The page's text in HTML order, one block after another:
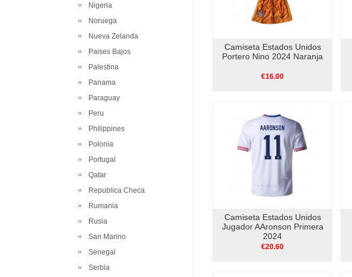
Nigeria
Noruega
Nueva Zelanda
Paises Bajos
Palestina
Panama
Paraguay
Peru
Philippines
Polonia
Portugal
Qatar
Republica Checa
Rumania
Rusia
San Marino
Senegal
Serbia
Camiseta Estados Unidos
Portero Nino 2024 Naranja
€16.00
Camiseta Estados Unidos
Jugador AAronson Primera
2024
€20.60